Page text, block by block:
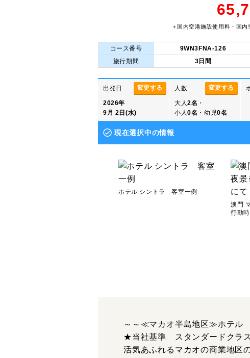
＋国内空港施設使用料・国
コース番号 9WN3FNA-126
旅行期間
3日間
変更する
出発日
2026年
9月 2日(水)
変更する
人数
大人2名 ・
小人0名 ・幼児0名
現在選択中の情報
ホテル シントラ 客室一例
澳門
行動
～～≪マカオ半島地区≫ホテル
★当社基準 スタンダードクラ
活気あふれるマカオの商業地区